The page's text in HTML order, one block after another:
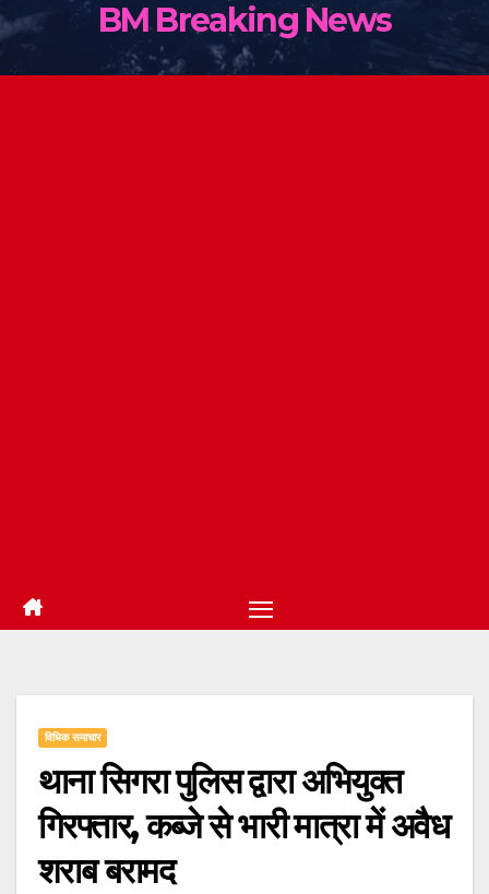
BM Breaking News
विधिक समाचार
थाना सिगरा पुलिस द्वारा अभियुक्त
गिरफ्तार, कब्जे से भारी मात्रा में अवैध
शराब बरामद